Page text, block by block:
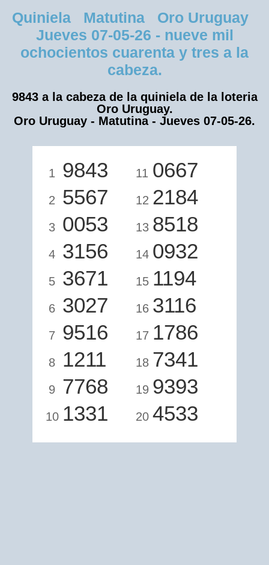
Quiniela Matutina Oro Uruguay
Jueves 07-05-26 - nueve mil
ochocientos cuarenta y tres a la
cabeza.
9843 a la cabeza de la quiniela de la loteria
Oro Uruguay.
Oro Uruguay - Matutina - Jueves 07-05-26.
1 9843
2 5567
3 0053
4 3156
5 3671
6 3027
7 9516
8 1211
9 7768
10 1331
11 0667
12 2184
13 8518
14 0932
15 1194
16 3116
17 1786
18 7341
19 9393
20 4533